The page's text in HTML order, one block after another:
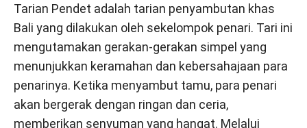
Tarian Pendet adalah tarian penyambutan khas
Bali yang dilakukan oleh sekelompok penari. Tari ini
mengutamakan gerakan-gerakan simpel yang
menunjukkan keramahan dan kebersahajaan para
penarinya. Ketika menyambut tamu, para penari
akan bergerak dengan ringan dan ceria,
memberikan senyuman yang hangat. Melalui